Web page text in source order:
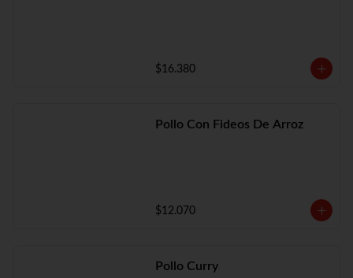
$16.380
Pollo Con Fideos De Arroz
$12.070
Pollo Curry